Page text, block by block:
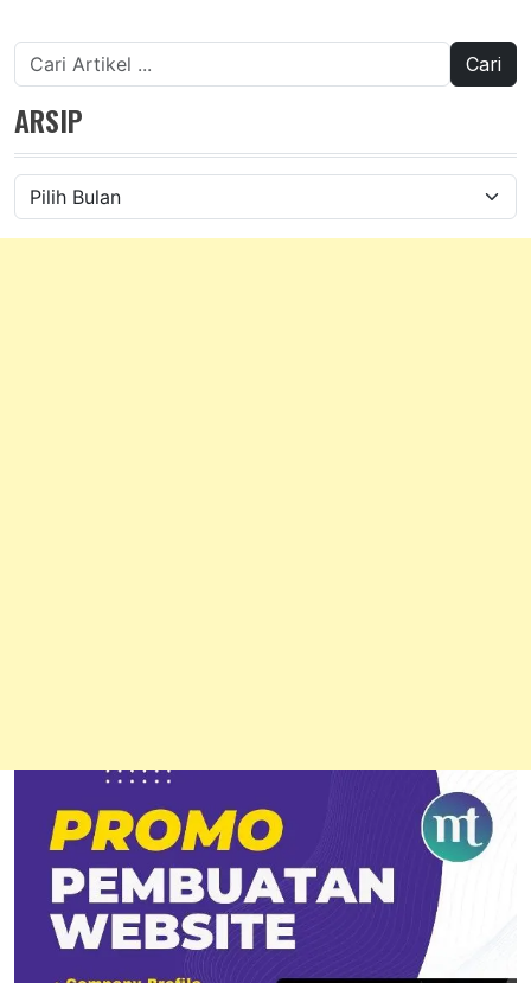
Cari
untuk:
ARSIP
Arsip